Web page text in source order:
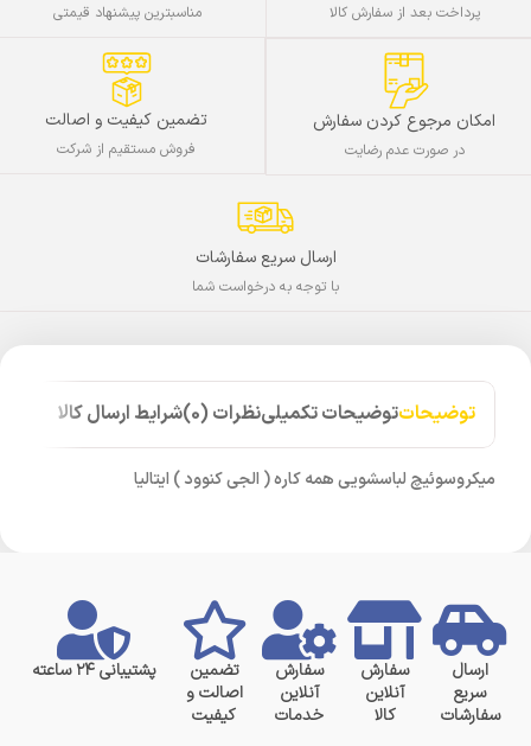
پرداخت بعد از سفارش کالا مناسبترین پیشنهاد قیمتی
امکان مرجوع کردن سفارش
در صورت عدم رضایت
تضمین کیفیت و اصالت
فروش مستقیم از شرکت
ارسال سریع سفارشات
با توجه به درخواست شما
توضیحاتتوضیحات تکمیلینظرات (0) شرایط ارسال کالا
میکروسوئیچ لباسشویی همه کاره ( الجی کنوود ) ایتالیا
ارسال
سریع
سفارشات
سفارش
آنلاین
کالا
سفارش
آنلاین
خدمات
تضمین
اصالت و
کیفیت
پشتیبانی ۲۴ ساعته